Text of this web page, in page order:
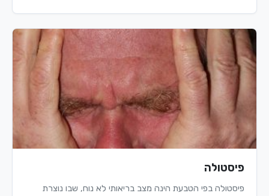
פיסטולה
פיסטולה בפי הטבעת הינה מצב בריאותי לא נוח, שבו נוצרת